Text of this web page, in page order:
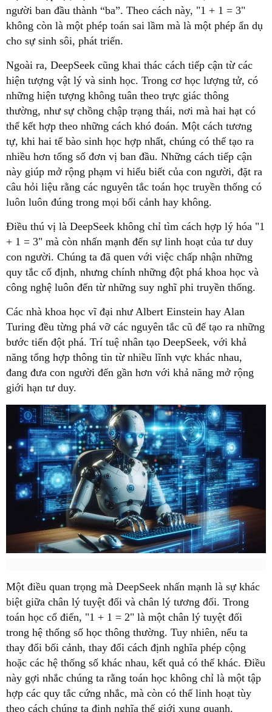
người ban đầu thành “ba”. Theo cách này, "1 + 1 = 3"
không còn là một phép toán sai lầm mà là một phép ẩn dụ
cho sự sinh sôi, phát triển.
Ngoài ra, DeepSeek cũng khai thác cách tiếp cận từ các
hiện tượng vật lý và sinh học. Trong cơ học lượng tử, có
những hiện tượng không tuân theo trực giác thông
thường, như sự chồng chập trạng thái, nơi mà hai hạt có
thể kết hợp theo những cách khó đoán. Một cách tương
tự, khi hai tế bào sinh học hợp nhất, chúng có thể tạo ra
nhiều hơn tổng số đơn vị ban đầu. Những cách tiếp cận
này giúp mở rộng phạm vi hiểu biết của con người, đặt ra
câu hỏi liệu rằng các nguyên tắc toán học truyền thống có
luôn luôn đúng trong mọi bối cảnh hay không.
Điều thú vị là DeepSeek không chỉ tìm cách hợp lý hóa "1
+ 1 = 3" mà còn nhấn mạnh đến sự linh hoạt của tư duy
con người. Chúng ta đã quen với việc chấp nhận những
quy tắc cố định, nhưng chính những đột phá khoa học và
công nghệ luôn đến từ những suy nghĩ phi truyền thống.
Các nhà khoa học vĩ đại như Albert Einstein hay Alan
Turing đều từng phá vỡ các nguyên tắc cũ để tạo ra những
bước tiến đột phá. Trí tuệ nhân tạo DeepSeek, với khả
năng tổng hợp thông tin từ nhiều lĩnh vực khác nhau,
đang đưa con người đến gần hơn với khả năng mở rộng
giới hạn tư duy.
Một điều quan trọng mà DeepSeek nhấn mạnh là sự khác
biệt giữa chân lý tuyệt đối và chân lý tương đối. Trong
toán học cổ điển, "1 + 1 = 2" là một chân lý tuyệt đối
trong hệ thống số học thông thường. Tuy nhiên, nếu ta
thay đổi bối cảnh, thay đổi cách định nghĩa phép cộng
hoặc các hệ thống số khác nhau, kết quả có thể khác. Điều
này gợi nhắc chúng ta rằng toán học không chỉ là một tập
hợp các quy tắc cứng nhắc, mà còn có thể linh hoạt tùy
theo cách chúng ta định nghĩa thế giới xung quanh.